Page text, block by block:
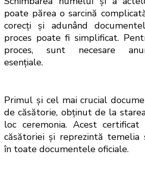
poate părea o sarcină
corecți și adunând
proces poate fi simplificat.
proces, sunt necesare
esențiale.
Primul și cel mai crucial
de căsătorie, obținut de la
loc ceremonia. Acest
căsătoriei și reprezintă temelia
în toate documentele oficiale.